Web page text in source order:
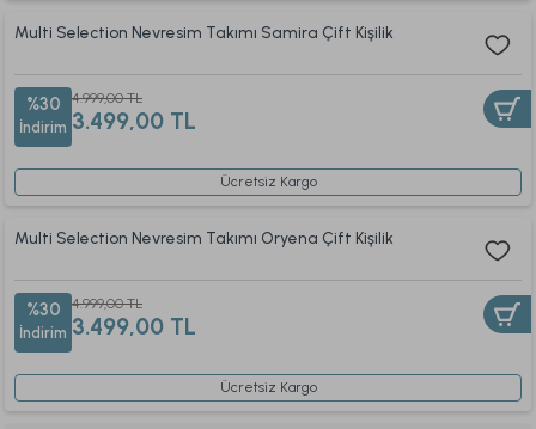
Multi Selection Nevresim Takımı Samira Çift Kişilik
%30
İndirim
4.999,00 TL
3.499,00 TL
Ücretsiz Kargo
Multi Selection Nevresim Takımı Oryena Çift Kişilik
%30
İndirim
4.999,00 TL
3.499,00 TL
Ücretsiz Kargo